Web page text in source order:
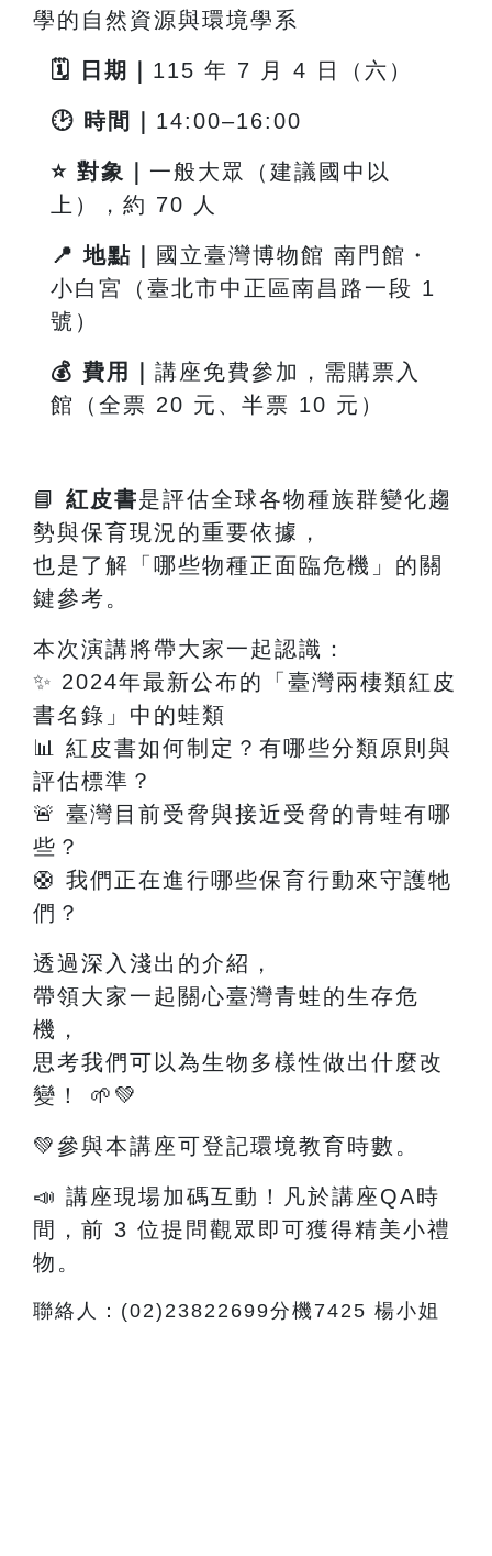
學的自然資源與環境學系
🗓 日期｜ 115 年 7 月 4 日（六）
🕑 時間｜ 14:00–16:00
⭐ 對象｜ 一般大眾（建議國中以
上），約 70 人
📍 地點｜
國立臺灣博物館 南門館・
小白宮（臺北市中正區南昌路一段 1
號）
💰 費用｜ 講座免費參加，需購票入
館（全票 20 元、半票 10 元）
📘 紅皮書是評估全球各物種族群變化趨
勢與保育現況的重要依據，
也是了解「哪些物種正面臨危機」的關
鍵參考。
本次演講將帶大家一起認識：
✨ 2024年最新公布的「臺灣兩棲類紅皮
書名錄」中的蛙類
📊
紅皮書如何制定？有哪些分類原則與
評估標準？
🚨 臺灣目前受脅與接近受脅的青蛙有哪
些？
🛟 我們正在進行哪些保育行動來守護牠
們？
透過深入淺出的介紹，
帶領大家一起關心臺灣青蛙的生存危
機，
思考我們可以為生物多樣性做出什麼改
變！ 🌱💚
💚參與本講座可登記環境教育時數。
📣 講座現場加碼互動！凡於講座QA時
間，前 3 位提問觀眾即可獲得精美小禮
物。
聯絡人：(02)23822699分機7425 楊小姐